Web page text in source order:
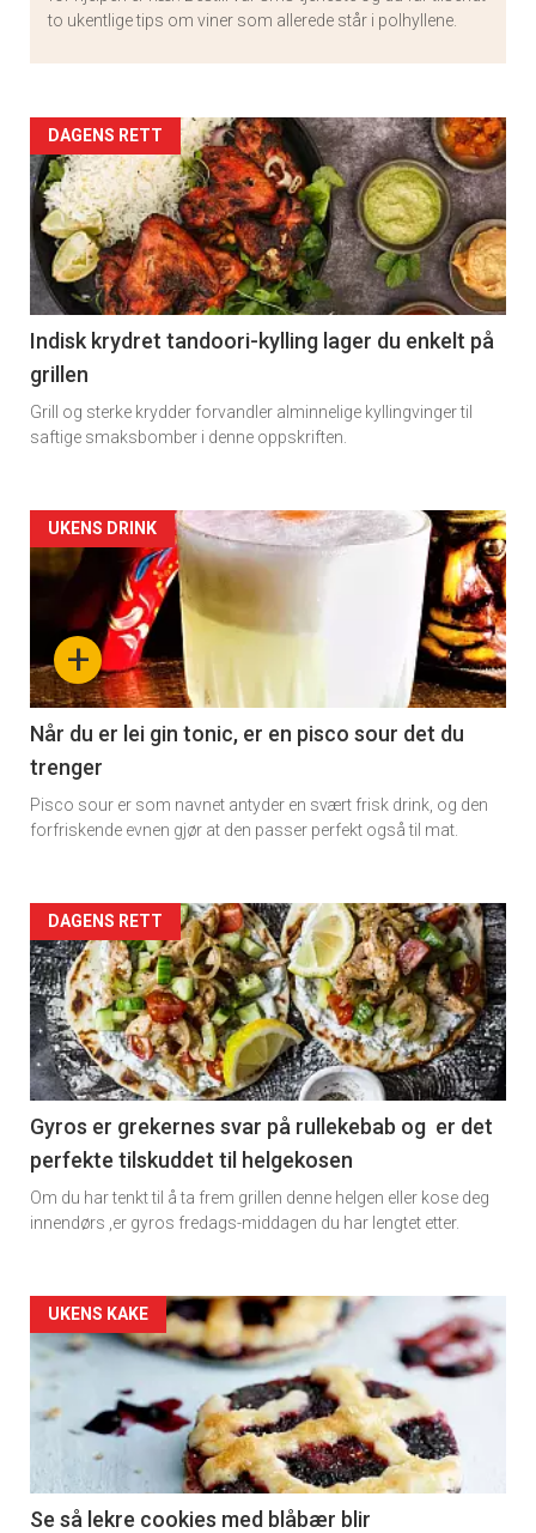
to ukentlige tips om viner som allerede står i polhyllene.
Artikler
detail
-
section
11
DAGENS RETT
Indisk krydret tandoori-kylling lager du enkelt på
grillen
Grill og sterke krydder forvandler alminnelige kyllingvinger til
saftige smaksbomber i denne oppskriften.
Artikler
detail
section
11
Dagens
rett
+
UKENS DRINK
Når du er lei gin tonic, er en pisco sour det du
trenger
Pisco sour er som navnet antyder en svært frisk drink, og den
forfriskende evnen gjør at den passer perfekt også til mat.
Artikler
detail
-
section
11
Dagens
rett
DAGENS RETT
Gyros er grekernes svar på rullekebab og er det
perfekte tilskuddet til helgekosen
Om du har tenkt til å ta frem grillen denne helgen eller kose deg
innendørs ,er gyros fredags-middagen du har lengtet etter.
Artikler
detail
-
section
11
UKENS KAKE
Se så lekre cookies med blåbær blir